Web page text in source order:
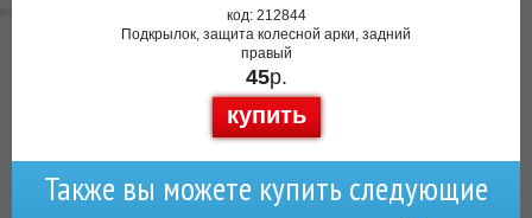
код: 212844
Подкрылок, защита колесной арки, задний
правый
45р.
купить
Также вы можете купить следующие